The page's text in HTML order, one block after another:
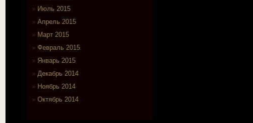
Июль 2015
Апрель 2015
Март 2015
Февраль 2015
Январь 2015
Декабрь 2014
Ноябрь 2014
Октябрь 2014